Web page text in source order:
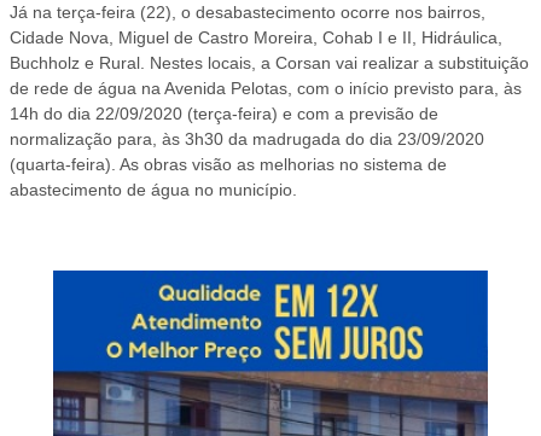
Já na terça-feira (22), o desabastecimento ocorre nos bairros,
Cidade Nova, Miguel de Castro Moreira, Cohab I e II, Hidráulica,
Buchholz e Rural. Nestes locais, a Corsan vai realizar a substituição
de rede de água na Avenida Pelotas, com o início previsto para, às
14h do dia 22/09/2020 (terça-feira) e com a previsão de
normalização para, às 3h30 da madrugada do dia 23/09/2020
(quarta-feira). As obras visão as melhorias no sistema de
abastecimento de água no município.